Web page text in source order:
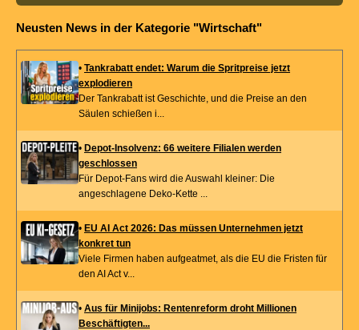
Neusten News in der Kategorie "Wirtschaft"
• Tankrabatt endet: Warum die Spritpreise jetzt
explodieren
Der Tankrabatt ist Geschichte, und die Preise an den
Säulen schießen i...
• Depot-Insolvenz: 66 weitere Filialen werden
geschlossen
Für Depot-Fans wird die Auswahl kleiner: Die
angeschlagene Deko-Kette ...
• EU AI Act 2026: Das müssen Unternehmen jetzt
konkret tun
Viele Firmen haben aufgeatmet, als die EU die Fristen für
den AI Act v...
• Aus für Minijobs: Rentenreform droht Millionen
Beschäftigten...